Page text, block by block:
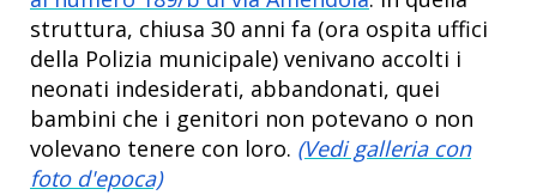
struttura, chiusa 30 anni fa (ora ospita uffici
della Polizia municipale) venivano accolti i
neonati indesiderati, abbandonati, quei
bambini che i genitori non potevano o non
volevano tenere con loro. (Vedi galleria con
foto d'epoca)